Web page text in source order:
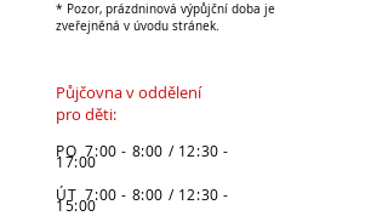
* Pozor, prázdninová výpůjční doba je
zveřejněná v úvodu stránek.
Půjčovna v oddělení
pro děti:
PO 7:00 - 8:00 / 12:30 -
17:00
ÚT 7:00 - 8:00 / 12:30 -
15:00